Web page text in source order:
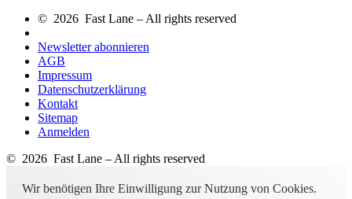
© 2026 Fast Lane – All rights reserved
Newsletter abonnieren
AGB
Impressum
Datenschutzerklärung
Kontakt
Sitemap
Anmelden
© 2026 Fast Lane – All rights reserved
Wir benötigen Ihre Einwilligung zur Nutzung von Cookies.